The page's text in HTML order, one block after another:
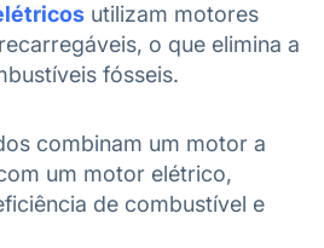
utilizam motores
o que elimina a
fósseis.
combinam um motor a
um motor elétrico,
de combustível e